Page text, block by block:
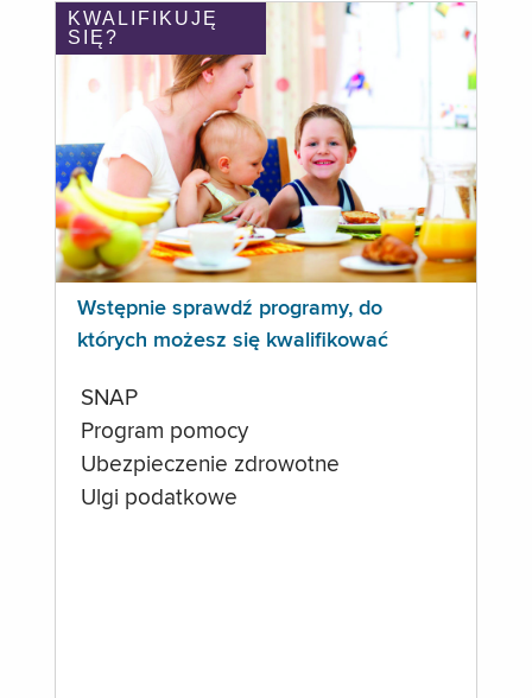
KWALIFIKUJĘ
SIĘ?
Wstępnie sprawdź programy, do
których możesz się kwalifikować
SNAP
Program pomocy
Ubezpieczenie zdrowotne
Ulgi podatkowe